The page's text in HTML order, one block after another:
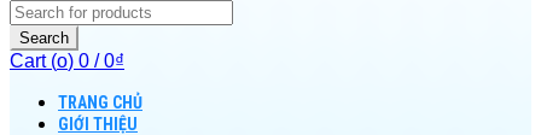
Search
Cart (o) 0 / 0₫
TRANG CHỦ
GIỚI THIỆU